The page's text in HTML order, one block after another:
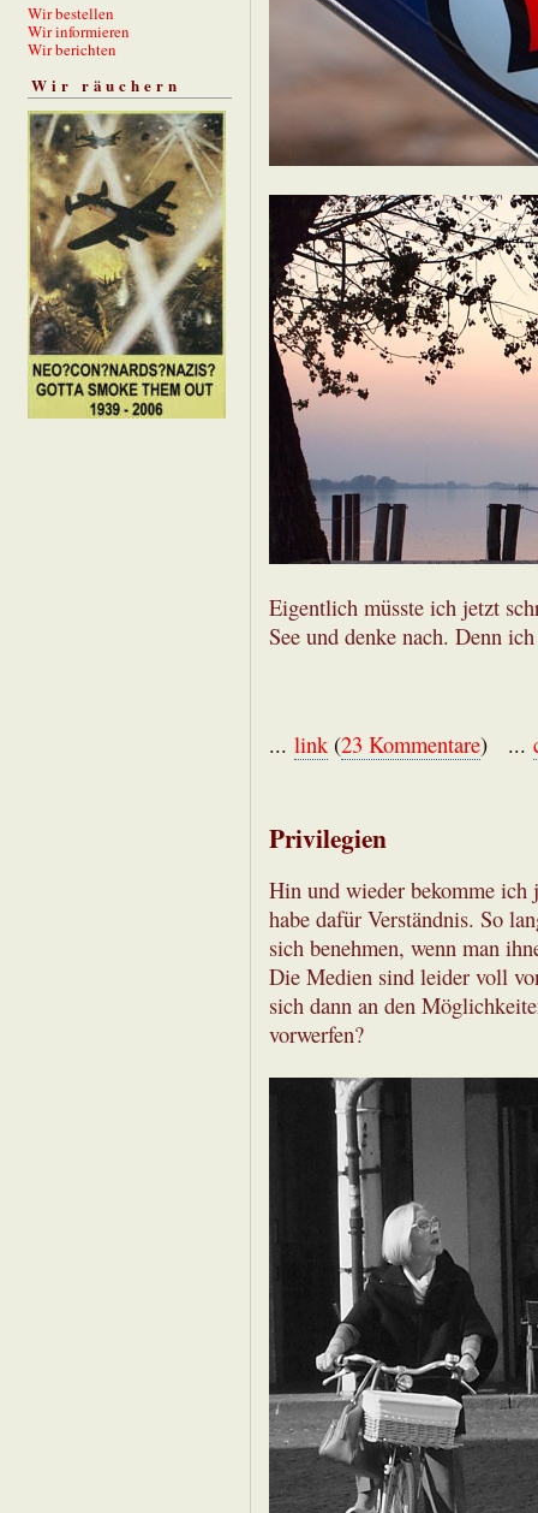
Wir bestellen
Wir informieren
Wir berichten
Wir räuchern
Eigentlich müsste ich jetzt
See und denke nach. Denn
... link (23 Kommentare) ...
Privilegien
Hin und wieder bekomme ich
habe dafür Verständnis. So
sich benehmen, wenn man
Die Medien sind leider voll
sich dann an den
vorwerfen?